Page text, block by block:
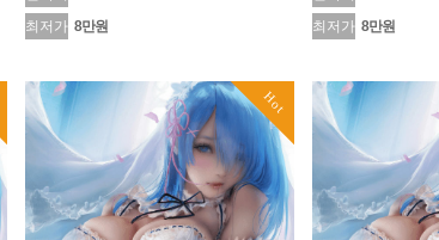
최저가 8만원
최저가 8만원
Hot